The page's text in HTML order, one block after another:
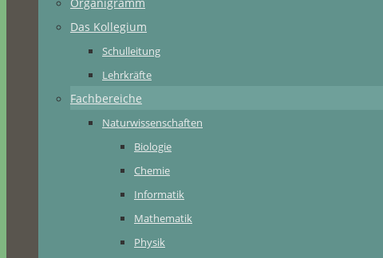
Das Kollegium
Schulleitung
Lehrkräfte
Fachbereiche
Naturwissenschaften
Biologie
Chemie
Informatik
Mathematik
Physik